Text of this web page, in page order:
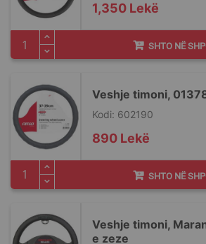
1,350 Lekë
SHTO NË
Veshje timoni,
Kodi: 602190
890 Lekë
SHTO NË
Veshje timoni,
e zeze